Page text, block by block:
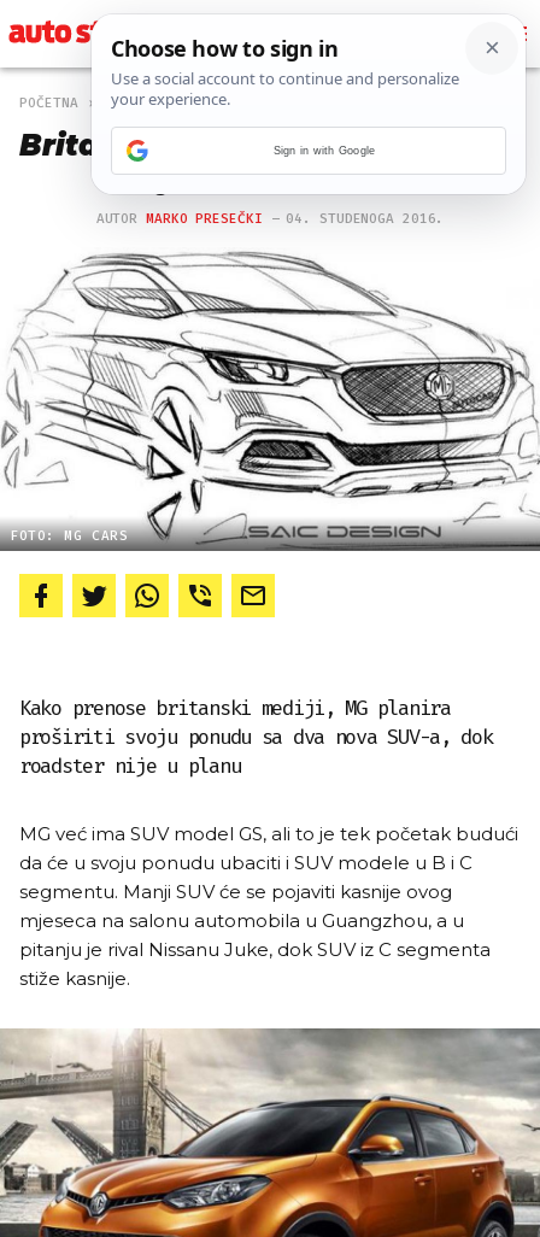
POČETNA AUTO
Britanci obogaćuju ponudu: MG
najavio SUV model
AUTOR MARKO PRESEČKI 04. STUDENOGA 2016.
FOTO: MG CARS
Kako prenose britanski mediji, MG planira
proširiti svoju ponudu sa dva nova SUV-a, dok
roadster nije u planu
MG već ima SUV model GS, ali to je tek početak budući
da će u svoju ponudu ubaciti i SUV modele u B i C
segmentu. Manji SUV će se pojaviti kasnije ovog
mjeseca na salonu automobila u Guangzhou, a u
pitanju je rival Nissanu Juke, dok SUV iz C segmenta
stiže kasnije.
Sign in with Google